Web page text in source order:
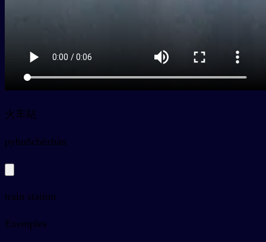
火车站
pyhuǒchēzhàn
train station
Exemples